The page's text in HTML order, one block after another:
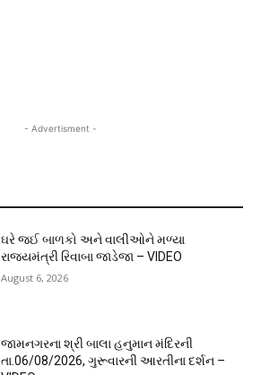
- Advertisment -
ઘરે જઈ બાળકો અને વાલીઓને મળ્યા
રાજ્યમંત્રી રિવાબા જાડેજા – VIDEO
August 6, 2026
જામનગરના શ્રી બાલા હનુમાન મંદિરની
તા.06/08/2026, ગુરૂવારની આરતીના દર્શન –